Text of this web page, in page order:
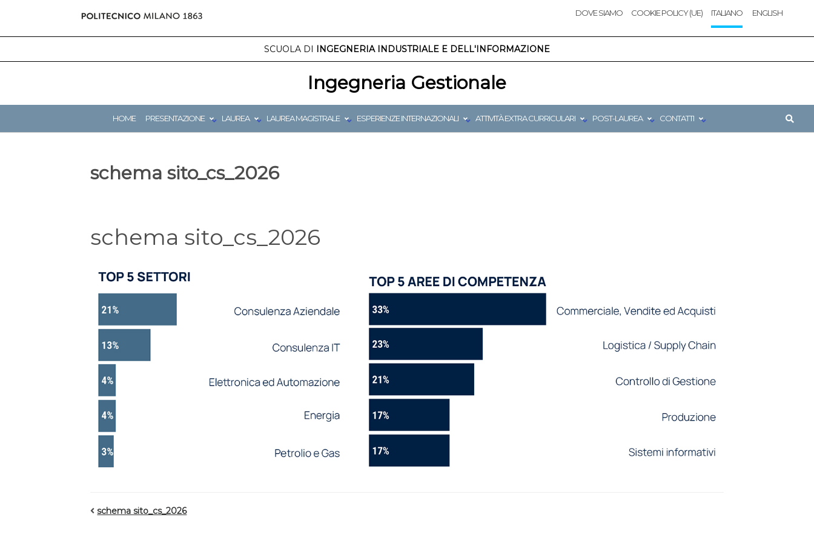
SCUOLA DI INGEGNERIA INDUSTRIALE E DELL'INFORMAZIONE
Ingegneria Gestionale
HOME PRESENTAZIONE LAUREA LAUREA MAGISTRALE ESPERIENZE INTERNAZIONALI ATTIVITÀ EXTRA CURRICULARI POST-LAUREA CONTATTI
DOVE SIAMO COOKIE POLICY (UE) ITALIANO ENGLISH
schema sito_cs_2026
schema sito_cs_2026
schema sito_cs_2026